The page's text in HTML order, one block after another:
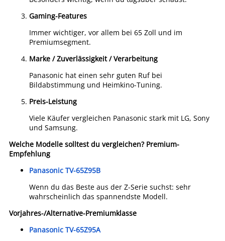
Gaming-Features
Immer wichtiger, vor allem bei 65 Zoll und im
Premiumsegment.
Marke / Zuverlässigkeit / Verarbeitung
Panasonic hat einen sehr guten Ruf bei
Bildabstimmung und Heimkino-Tun­ing.
Preis-Leistung
Viele Käufer vergleichen Panasonic stark mit LG, Sony
und Samsung.
Welche Modelle solltest du vergleichen? Premium-
Empfehlung
Panasonic TV-65Z95B
Wenn du das Beste aus der Z-Serie suchst: sehr
wahrscheinlich das spannendste Modell.
Vorjahres-/Alternative-Premiumklasse
Panasonic TV-65Z95A